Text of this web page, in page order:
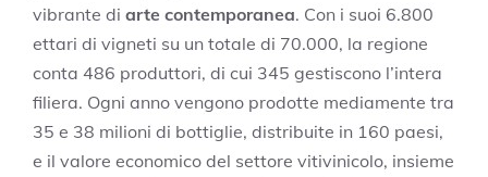
vibrante di arte contemporanea. Con i suoi 6.800
ettari di vigneti su un totale di 70.000, la regione
conta 486 produttori, di cui 345 gestiscono l’intera
filiera. Ogni anno vengono prodotte mediamente tra
35 e 38 milioni di bottiglie, distribuite in 160 paesi,
e il valore economico del settore vitivinicolo, insieme